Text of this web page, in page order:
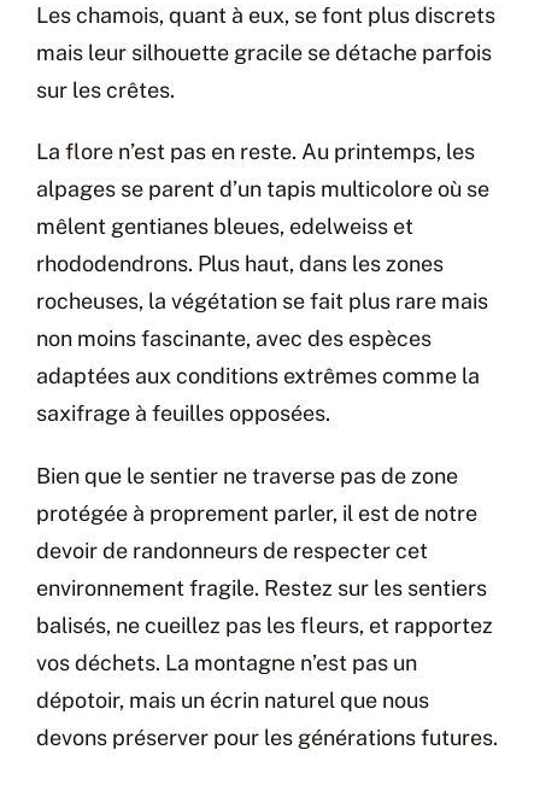
Les chamois, quant à eux, se font plus discrets
mais leur silhouette gracile se détache parfois
sur les crêtes.
La flore n’est pas en reste. Au printemps, les
alpages se parent d’un tapis multicolore où se
mêlent gentianes bleues, edelweiss et
rhododendrons. Plus haut, dans les zones
rocheuses, la végétation se fait plus rare mais
non moins fascinante, avec des espèces
adaptées aux conditions extrêmes comme la
saxifrage à feuilles opposées.
Bien que le sentier ne traverse pas de zone
protégée à proprement parler, il est de notre
devoir de randonneurs de respecter cet
environnement fragile. Restez sur les sentiers
balisés, ne cueillez pas les fleurs, et rapportez
vos déchets. La montagne n’est pas un
dépotoir, mais un écrin naturel que nous
devons préserver pour les générations futures.